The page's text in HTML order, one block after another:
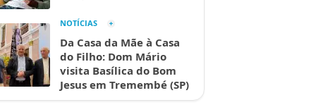
NOTÍCIAS
Da Casa da Mãe à Casa
do Filho: Dom Mário
visita Basílica do Bom
Jesus em Tremembé (SP)